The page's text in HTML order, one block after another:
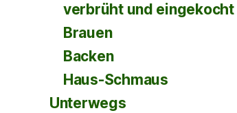
verbrüht und eingekocht
Brauen
Backen
Haus-Schmaus
Unterwegs